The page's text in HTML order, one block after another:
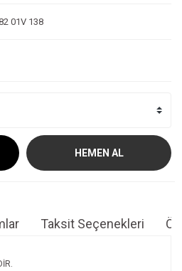
01V 138
HEMEN AL
Taksit Seçenekleri